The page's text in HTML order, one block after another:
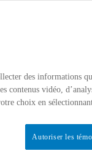
des informations
contenus vidéo,
choix en
Autoriser les